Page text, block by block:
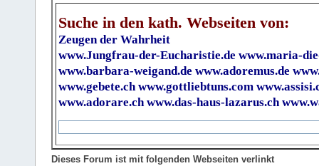
Suche in den kath. Webseiten von:
Zeugen der Wahrheit
www.Jungfrau-der-Eucharistie.de www.maria-
www.barbara-weigand.de www.adoremus.de
www.gebete.ch www.gottliebtuns.com
www.adorare.ch www.das-haus-lazarus.ch
Dieses Forum ist mit folgenden Webseiten verlinkt